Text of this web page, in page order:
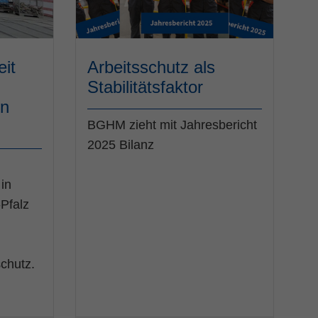
Arbeitsschutz als
Stabilitätsfaktor
BGHM zieht mit Jahresbericht
2025 Bilanz